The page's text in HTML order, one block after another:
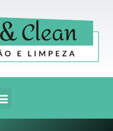
Menu